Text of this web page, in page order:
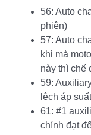
56: Auto
phiên)
57: Auto
khi mà
này thì chế
59:
lệch áp
61: #1
chính đạt